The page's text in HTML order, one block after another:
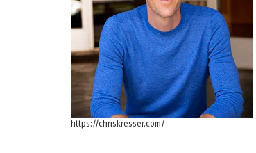
https://chriskresser.com/